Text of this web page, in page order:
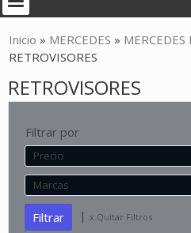
Inicio » MERCEDES »
RETROVISORES
RETROVISORES
Filtrar por
Precio
Marcas
| x Quitar Filtros